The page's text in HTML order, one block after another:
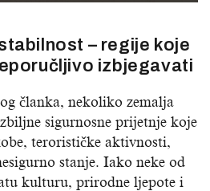
– regije koje
izbjegavati
članka, nekoliko zemalja
sigurnosne prijetnje koje
terorističke aktivnosti,
stanje. Iako neke od
kulturu, prirodne ljepote i